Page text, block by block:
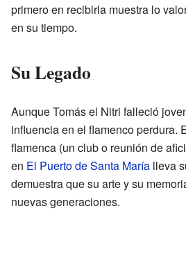
primero en recibirla muestra lo
en su tiempo.
Su Legado
Aunque Tomás el Nitri falleció
influencia en el flamenco perdura.
flamenca (un club o reunión de
en El Puerto de Santa María lleva
demuestra que su arte y su
nuevas generaciones.